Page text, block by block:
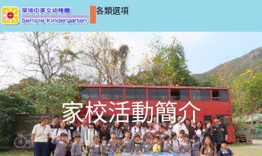
各類選項
家校活動簡介